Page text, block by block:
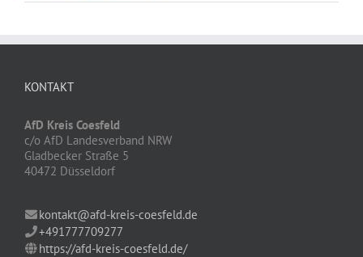
KONTAKT
AfD Kreis Coesfeld
c/o AfD Landesverband NRW
Gladbecker Straße 5
40472 Düsseldorf
kontakt@afd-kreis-coesfeld.de
+491777709277
https://afd-kreis-coesfeld.de/